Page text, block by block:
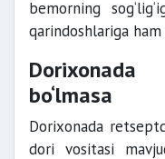
bemorning
qarindoshlariga
bo‘lmasa
Dorixonada
dori vositasi